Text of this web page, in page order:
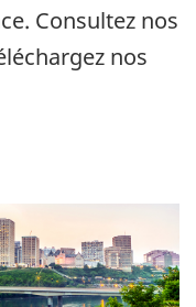
Consultez nos
nos